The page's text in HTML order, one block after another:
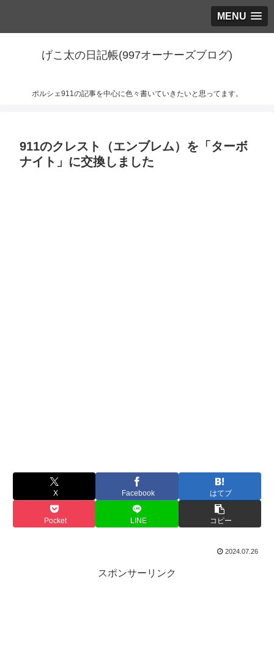
MENU
げこ太の日記帳(997オーナーズブログ)
ポルシェ911の記事を中心に色々書いていきたいと思ってます。
911のクレスト（エンブレム）を「ターボ
ナイト」に交換しました
X Facebook はてブ
Pocket LINE コピー
2024.07.26
スポンサーリンク